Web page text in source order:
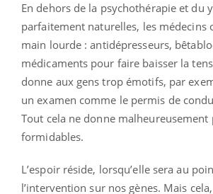
En dehors de la psychothérapie et du
parfaitement naturelles, les médecins
main lourde : antidépresseurs,
médicaments pour faire baisser la
donne aux gens trop émotifs, par
un examen comme le permis de
Tout cela ne donne malheureusement
formidables.
L’espoir réside, lorsqu’elle sera au
l’intervention sur nos gènes. Mais cela,